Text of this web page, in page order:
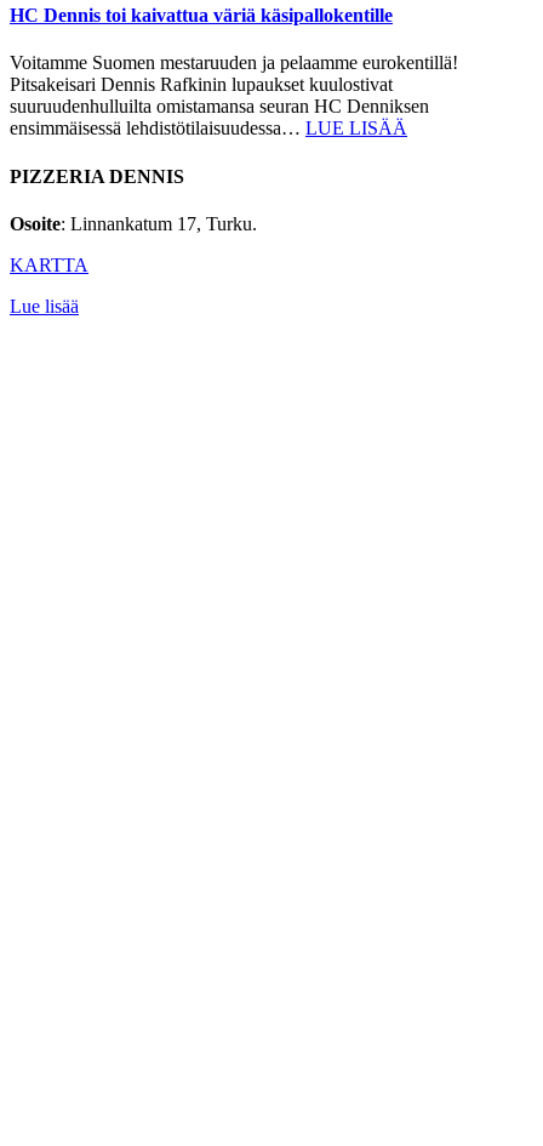
HC Dennis toi kaivattua väriä käsipallokentille
Voitamme Suomen mestaruuden ja pelaamme eurokentillä!
Pitsakeisari Dennis Rafkinin lupaukset kuulostivat
suuruudenhulluilta omistamansa seuran HC Denniksen
ensimmäisessä lehdistötilaisuudessa… LUE LISÄÄ
PIZZERIA DENNIS
Osoite: Linnankatum 17, Turku.
KARTTA
Lue lisää